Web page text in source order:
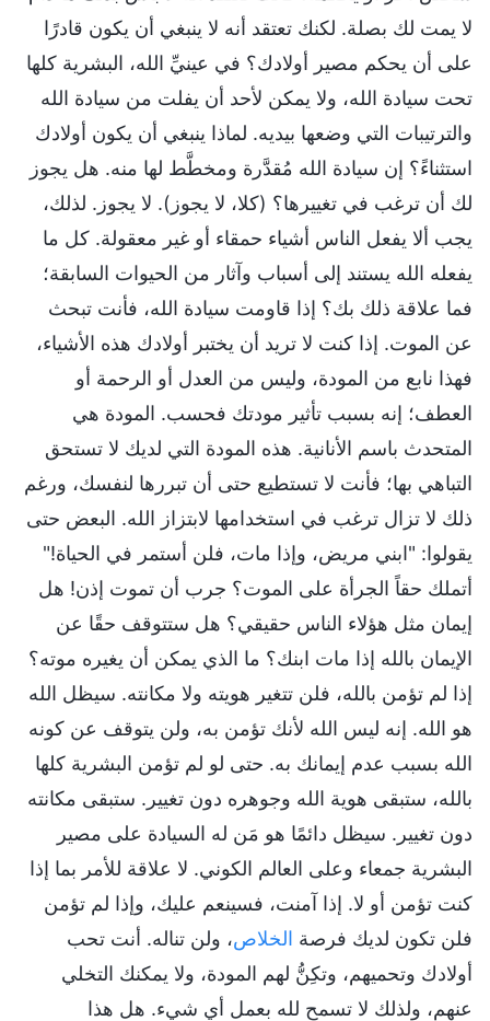
لا يمت لك بصلة. لكنك تعتقد أنه لا ينبغي أن يكون قادرًا
على أن يحكم مصير أولادك؟ في عينيِّ الله، البشرية كلها
تحت سيادة الله، ولا يمكن لأحد أن يفلت من سيادة الله
والترتيبات التي وضعها بيديه. لماذا ينبغي أن يكون أولادك
استثناءً؟ إن سيادة الله مُقدَّرة ومخطَّط لها منه. هل يجوز
لك أن ترغب في تغييرها؟ (كلا، لا يجوز). لا يجوز. لذلك،
يجب ألا يفعل الناس أشياء حمقاء أو غير معقولة. كل ما
يفعله الله يستند إلى أسباب وآثار من الحيوات السابقة؛
فما علاقة ذلك بك؟ إذا قاومت سيادة الله، فأنت تبحث
عن الموت. إذا كنت لا تريد أن يختبر أولادك هذه الأشياء،
فهذا نابع من المودة، وليس من العدل أو الرحمة أو
العطف؛ إنه بسبب تأثير مودتك فحسب. المودة هي
المتحدث باسم الأنانية. هذه المودة التي لديك لا تستحق
التباهي بها؛ فأنت لا تستطيع حتى أن تبررها لنفسك، ورغم
ذلك لا تزال ترغب في استخدامها لابتزاز الله. البعض حتى
يقولوا: "ابني مريض، وإذا مات، فلن أستمر في الحياة!"
أتملك حقاً الجرأة على الموت؟ جرب أن تموت إذن! هل
إيمان مثل هؤلاء الناس حقيقي؟ هل ستتوقف حقًا عن
الإيمان بالله إذا مات ابنك؟ ما الذي يمكن أن يغيره موته؟
إذا لم تؤمن بالله، فلن تتغير هويته ولا مكانته. سيظل الله
هو الله. إنه ليس الله لأنك تؤمن به، ولن يتوقف عن كونه
الله بسبب عدم إيمانك به. حتى لو لم تؤمن البشرية كلها
بالله، ستبقى هوية الله وجوهره دون تغيير. ستبقى مكانته
دون تغيير. سيظل دائمًا هو مَن له السيادة على مصير
البشرية جمعاء وعلى العالم الكوني. لا علاقة للأمر بما إذا
كنت تؤمن أو لا. إذا آمنت، فسينعم عليك، وإذا لم تؤمن
فلن تكون لديك فرصة الخلاص، ولن تناله. أنت تحب
أولادك وتحميهم، وتكِنُّ لهم المودة، ولا يمكنك التخلي
عنهم، ولذلك لا تسمح لله بعمل أي شيء. هل هذا